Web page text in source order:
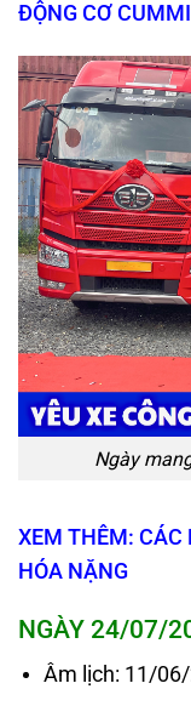
ĐỘNG CƠ
Ngày
XEM THÊM: CÁC
HÓA NẶNG
NGÀY 24/07/
Âm lịch: 11/